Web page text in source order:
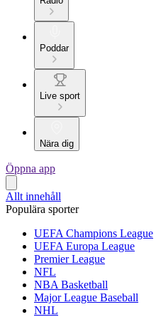
Poddar
Live sport
Nära dig
Öppna app
Allt innehåll
Populära sporter
UEFA Champions League
UEFA Europa League
Premier League
NFL
NBA Basketball
Major League Baseball
NHL